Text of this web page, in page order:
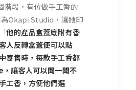
階段，有位做手工香的
Okapi Studio，讓她印
他的產品盒蓋底附有香
人反轉盒蓋便可以點
寄售時，每款手工香都
讓客人可以聞一聞不
工香，方便他們選